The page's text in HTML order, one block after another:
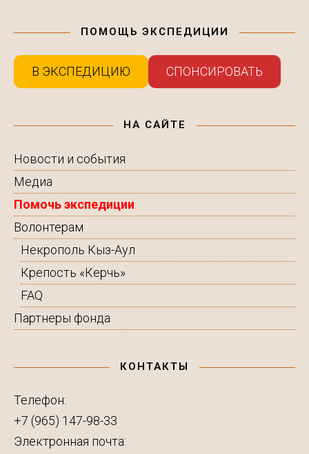
ПОМОЩЬ ЭКСПЕДИЦИИ
В ЭКСПЕДИЦИЮ СПОНСИРОВАТЬ
НА САЙТЕ
Новости и события
Медиа
Помочь экспедиции
Волонтерам
Некрополь Кыз-Аул
Крепость «Керчь»
FAQ
Партнеры фонда
КОНТАКТЫ
Телефон:
+7 (965) 147-98-33
Электронная почта: